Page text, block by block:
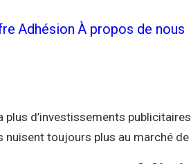
Adhésion À propos de nous
plus d’investissements
nuisent toujours plus au marché